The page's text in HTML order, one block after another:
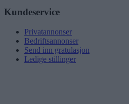
Kundeservice
Privatannonser
Bedriftsannonser
Send inn gratulasjon
Ledige stillinger